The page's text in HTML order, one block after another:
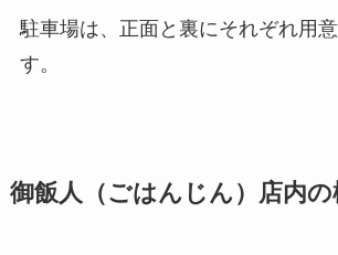
駐車場は、正面と裏にそれぞれ用
す。
御飯人（ごはんじん）店内の